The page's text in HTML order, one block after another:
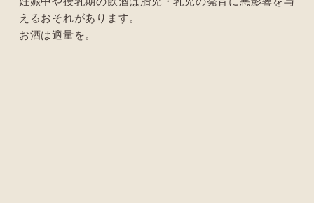
えるおそれがあります。
お酒は適量を。